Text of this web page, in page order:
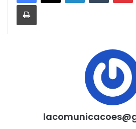
Imprimir